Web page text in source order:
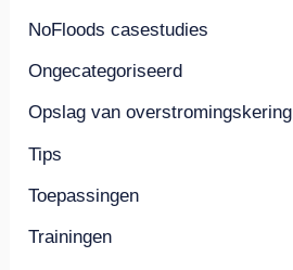
NoFloods casestudies
Ongecategoriseerd
Opslag van overstromingskering
Tips
Toepassingen
Trainingen